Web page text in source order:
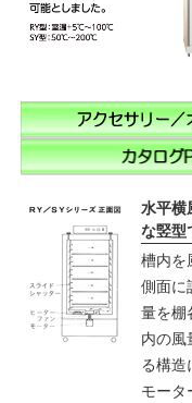
水平横
な竪型
槽内を
側面に
量を棚
内の風
る構造
モータ